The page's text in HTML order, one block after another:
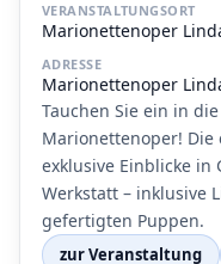
VERANSTALTUNGSORT
Marionettenoper
ADRESSE
Marionettenoper
Tauchen Sie ein in
Marionettenoper!
exklusive Einblicke in
Werkstatt – inklusive
gefertigten Puppen.
zur Veranstaltung